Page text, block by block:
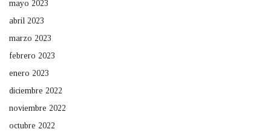
mayo 2023
abril 2023
marzo 2023
febrero 2023
enero 2023
diciembre 2022
noviembre 2022
octubre 2022